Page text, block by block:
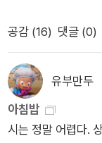
너무 적기도 하고,
만, 난 이 정도라도
때마다 내 삶에 대
가의 속내도 알아
삶을 위로할 무언
화나 소설같은 번
공감 (16) 댓글 (0)
유부만두
아침밥
시는 정말 어렵다.